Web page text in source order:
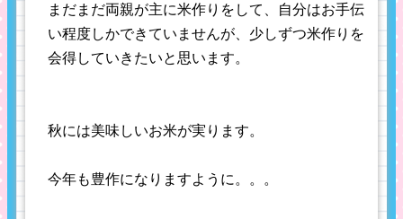
まだまだ両親が主に米作りをして、自分はお手伝
い程度しかできていませんが、少しずつ米作りを
会得していきたいと思います。
秋には美味しいお米が実ります。
今年も豊作になりますように。。。